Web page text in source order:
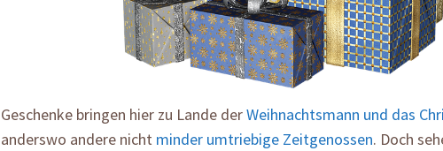
Geschenke bringen hier zu Lande derWeihnachtsmann und das
anderswo andere nicht minder umtriebige Zeitgenossen. Doch